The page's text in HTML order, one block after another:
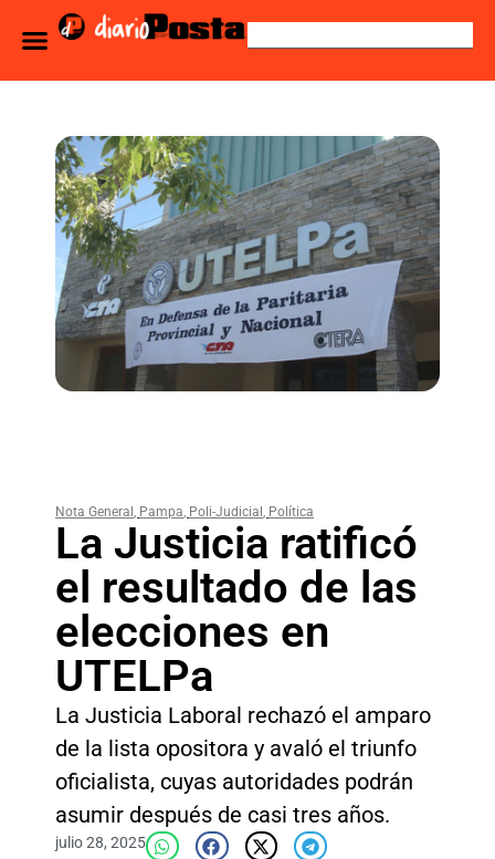
Nota General , Pampa, Poli-Judicial , Política
La Justicia ratificó
el resultado de las
elecciones en
UTELPa
La Justicia Laboral rechazó el amparo
de la lista opositora y avaló el triunfo
oficialista, cuyas autoridades podrán
asumir después de casi tres años.
julio 28, 2025